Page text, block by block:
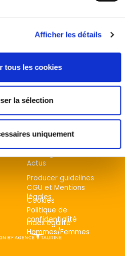
Afficher les détails
tous les cookies
la sélection
uniquement
Australia
Germany
Norway
United States
Programmes
Actus
Producer guidelines
CGU et Mentions
légales
Cookies
Politique de
confidentialité
Index égalité
Hommes/Femmes